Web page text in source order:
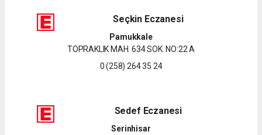
Seçkin Eczanesi
Pamukkale
TOPRAKLIK MAH. 634 SOK. NO:22 A
0 (258) 264 35 24
Sedef Eczanesi
Serinhisar